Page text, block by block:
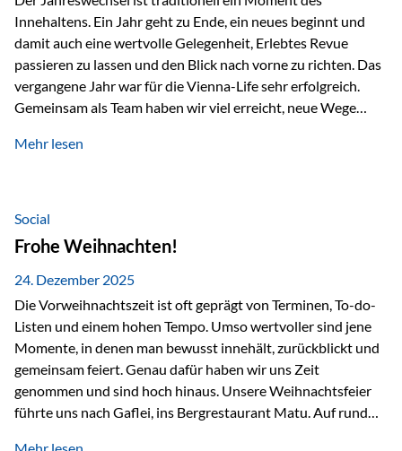
Innehaltens. Ein Jahr geht zu Ende, ein neues beginnt und
damit auch eine wertvolle Gelegenheit, Erlebtes Revue
passieren zu lassen und den Blick nach vorne zu richten. Das
vergangene Jahr war für die Vienna-Life sehr erfolgreich.
Gemeinsam als Team haben wir viel erreicht, neue Wege
Veranstaltungen wie der Schnifisschnauf, aber auch unsere
starkes Miteinander ist. Neben diesen gemeinsamen
Erlebnissen konnten wir…
Mehr lesen
Social
Frohe Weihnachten!
24. Dezember 2025
Die Vorweihnachtszeit ist oft geprägt von Terminen, To-do-
Listen und einem hohen Tempo. Umso wertvoller sind jene
Momente, in denen man bewusst innehält, zurückblickt und
gemeinsam feiert. Genau dafür haben wir uns Zeit
genommen und sind hoch hinaus. Unsere Weihnachtsfeier
führte uns nach Gaflei, ins Bergrestaurant Matu. Auf rund